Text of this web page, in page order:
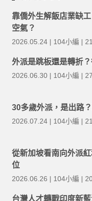
靠僑外生解飯店業缺
空氣？
2026.05.24 | 104小編 |
外派是跳板還是轉折
2026.06.30 | 104小編 |
30多歲外派，是出路
2026.07.24 | 104小編 |
從新加坡看南向外派
位
2026.06.26 | 104小編 |
台灣人才轉戰印度新